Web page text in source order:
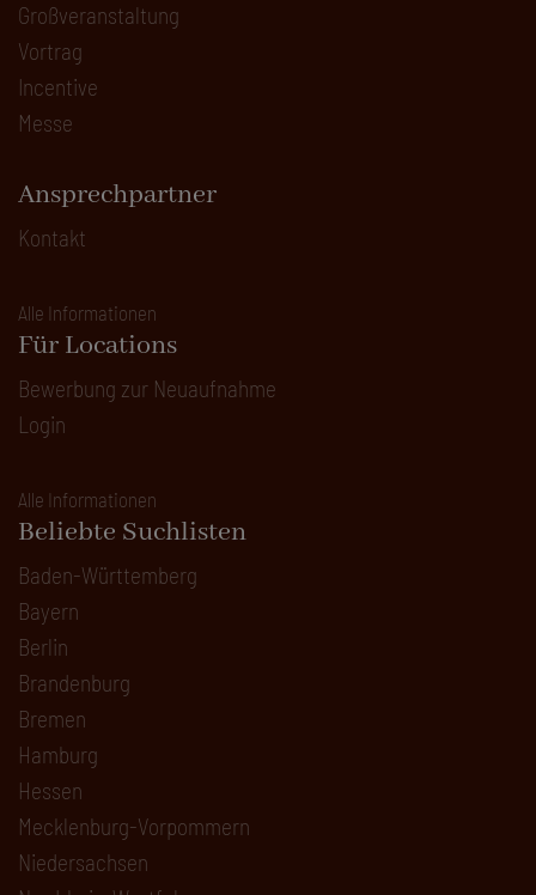
Großveranstaltung
Vortrag
Incentive
Messe
Ansprechpartner
Kontakt
Alle Informationen
Für Locations
Bewerbung zur Neuaufnahme
Login
Alle Informationen
Beliebte Suchlisten
Baden-Württemberg
Bayern
Berlin
Brandenburg
Bremen
Hamburg
Hessen
Mecklenburg-Vorpommern
Niedersachsen